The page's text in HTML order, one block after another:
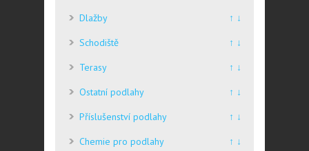
Dlažby
↑ ↓
Schodiště
↑ ↓
Terasy
↑ ↓
Ostatní podlahy
↑ ↓
Příslušenství podlahy
↑ ↓
Chemie pro podlahy
↑ ↓